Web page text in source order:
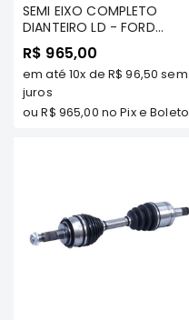
ROVER
SUBARU
GM
MARCAS
SEMI EIXO COMPLETO
DIANTEIRO LD - FORD
RANGER 2012/.. TDS
MODELOS - COFAP
R$ 965,00
em até 10x de R$ 96,50 sem
juros
ouR$ 965,00 no Pix e Boleto